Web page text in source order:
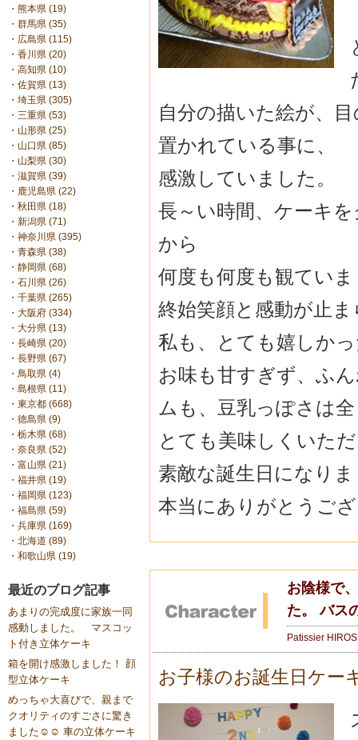
・ 熊本県 (19)
・ 群馬県 (35)
・ 広島県 (115)
・ 香川県 (20)
・ 高知県 (10)
・ 佐賀県 (13)
・ 埼玉県 (305)
・ 三重県 (53)
・ 山形県 (25)
・ 山口県 (85)
・ 山梨県 (30)
・ 滋賀県 (39)
・ 鹿児島県 (22)
・ 秋田県 (18)
・ 新潟県 (71)
・ 神奈川県 (395)
・ 青森県 (38)
・ 静岡県 (68)
・ 石川県 (26)
・ 千葉県 (265)
・ 大阪府 (334)
・ 大分県 (13)
・ 長崎県 (20)
・ 長野県 (67)
・ 鳥取県 (4)
・ 島根県 (11)
・ 東京都 (668)
・ 徳島県 (9)
・ 栃木県 (68)
・ 奈良県 (52)
・ 富山県 (21)
・ 福井県 (19)
・ 福岡県 (123)
・ 福島県 (59)
・ 兵庫県 (169)
・ 北海道 (89)
・ 和歌山県 (19)
最近のブログ記事
あまりの完成度に家族一同
感動しました。 マスコッ
ト付き立体ケーキ
箱を開け感激しました！ 顔
型立体ケーキ
めっちゃ大喜びで、親まで
クオリティのすごさに驚き
ました☺️☺️ 車の立体ケーキ
自分の描いた絵が、
置かれている事に、
感激していました。
長～い時間、ケーキ
から
何度も何度も観てい
終始笑顔と感動が止
私も、とても嬉しか
お味も甘すぎず、ふ
ムも、豆乳っぽさは
とても美味しくいた
素敵な誕生日になり
本当にありがとうご
お陰様で
た。 バス
Patissier
お子様のお誕生日ケー